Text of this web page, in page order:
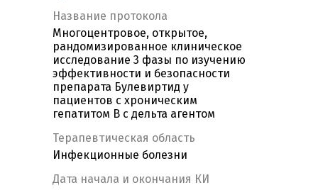
Название протокола
Многоцентровое, открытое,
рандомизированное клиническое
исследование 3 фазы по изучению
эффективности и безопасности
препарата Булевиртид у
пациентов с хроническим
гепатитом B с дельта агентом
Терапевтическая область
Инфекционные болезни
Дата начала и окончания КИ